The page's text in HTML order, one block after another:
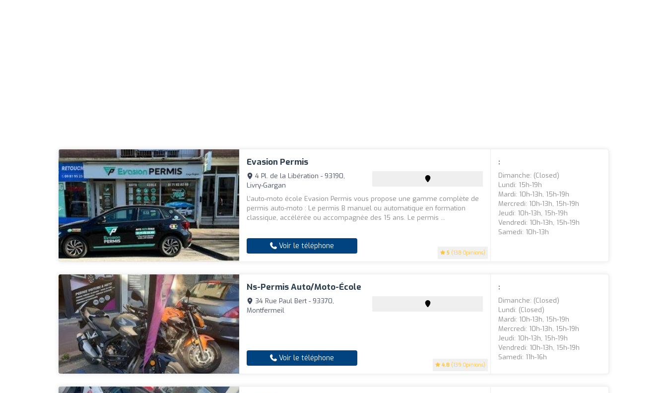
Evasion Permis
5 (138 Opinions)
4 Pl. de la Libération - 93190,
Livry-Gargan
L’auto-moto école Evasion Permis vous propose une gamme complète de
permis auto-moto : Le permis B manuel ou automatique en formation
classique, accélérée ou accompagnée des 15 ans. Le permis ...
Voir le téléphone
:
Dimanche: (closed)
Lundi: 15h-19h
Mardi: 10h-13h, 15h-19h
Mercredi: 10h-13h, 15h-19h
Jeudi: 10h-13h, 15h-19h
Vendredi: 10h-13h, 15h-19h
Samedi: 10h-13h
Ns-Permis Auto/Moto-École
4.8 (139 Opinions)
34 Rue Paul Bert - 93370,
Montfermeil
Voir le téléphone
:
Dimanche: (closed)
Lundi: (closed)
Mardi: 10h-13h, 15h-19h
Mercredi: 10h-13h, 15h-19h
Jeudi: 10h-13h, 15h-19h
Vendredi: 10h-13h, 15h-19h
Samedi: 11h-16h